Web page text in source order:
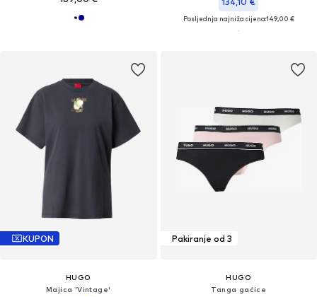
Posljednja najniža cijena:149,00 €
KUPON
HUGO
Majica 'Vintage'
Pakiranje od 3
HUGO
Tanga gaćice